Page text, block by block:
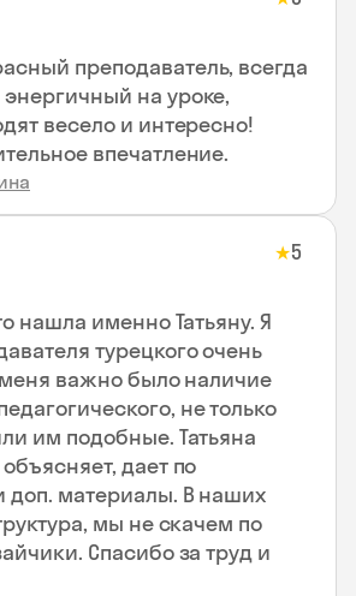
преподаватель, всегда
на уроке,
весело и интересно!
впечатление.
★5
нашла именно Татьяну. Я
турецкого очень
меня важно было наличие
не только
им подобные. Татьяна
дает по
доп. материалы. В наших
мы не скачем по
Спасибо за труд и